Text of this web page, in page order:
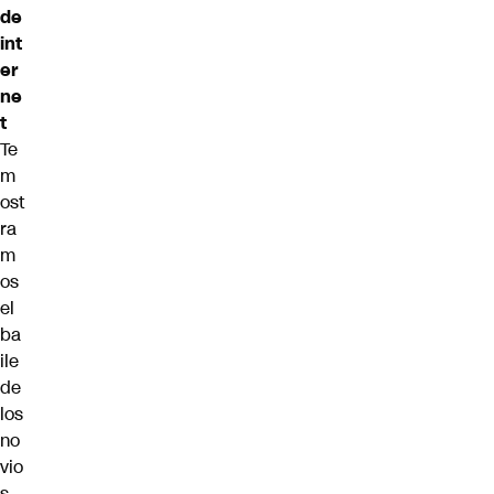
de
int
er
ne
t
Te
m
ost
ra
m
os
el
ba
ile
de
los
no
vio